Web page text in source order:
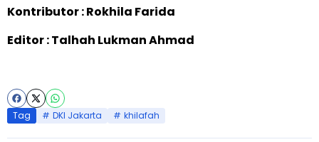
Kontributor : Rokhila Farida
Editor : Talhah Lukman Ahmad
Tag DKI Jakarta khilafah